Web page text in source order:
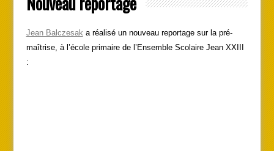
Jean Balczesak a réalisé un nouveau reportage sur la pré-
maîtrise, à l’école primaire de l’Ensemble Scolaire Jean XXIII
: